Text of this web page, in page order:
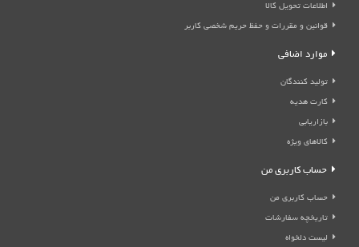
اطلاعات تحویل کالا
قوانین و مقررات و حفظ حریم شخصی کاربر
موارد اضافی
تولید کنندگان
کارت هدیه
بازاریابی
کالاهای ویژه
حساب کاربری من
حساب کاربری من
تاریخچه سفارشات
لیست دلخواه